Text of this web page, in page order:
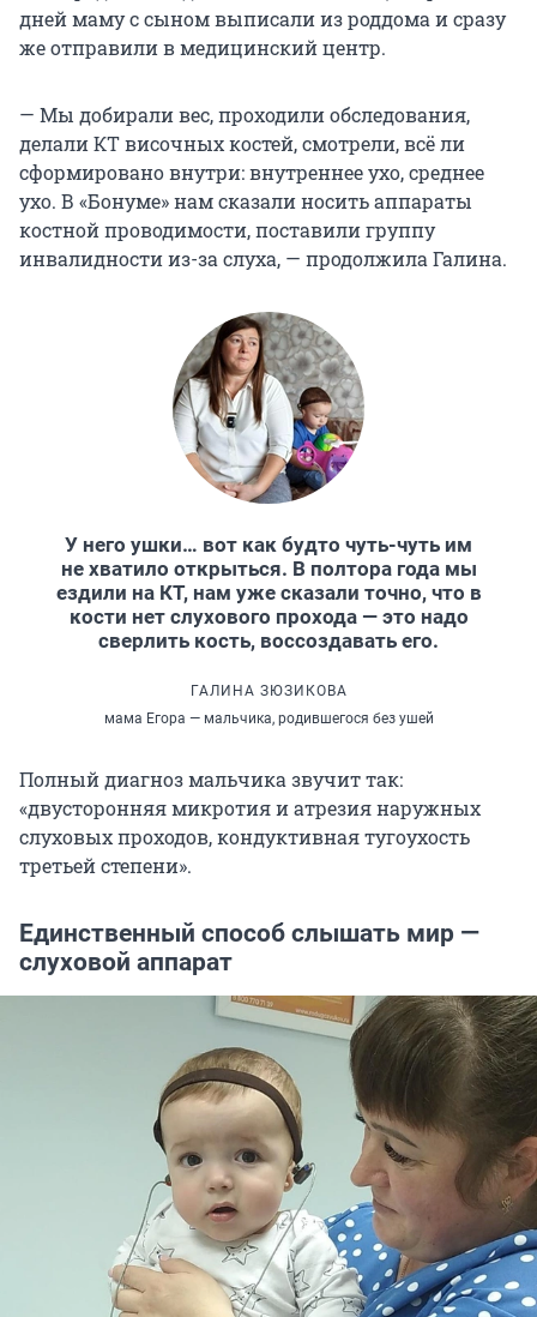
дней маму с сыном выписали из роддома и сразу
же отправили в медицинский центр.
— Мы добирали вес, проходили обследования,
делали КТ височных костей, смотрели, всё ли
сформировано внутри: внутреннее ухо, среднее
ухо. В «Бонуме» нам сказали носить аппараты
костной проводимости, поставили группу
инвалидности из-за слуха, — продолжила Галина.
У него ушки… вот как будто чуть-чуть им
не хватило открыться. В полтора года мы
ездили на КТ, нам уже сказали точно, что в
кости нет слухового прохода — это надо
сверлить кость, воссоздавать его.
ГАЛИНА ЗЮЗИКОВА
мама Егора — мальчика, родившегося без ушей
Полный диагноз мальчика звучит так:
«двусторонняя микротия и атрезия наружных
слуховых проходов, кондуктивная тугоухость
третьей степени».
Единственный способ слышать мир —
слуховой аппарат